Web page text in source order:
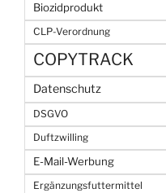
Biozidprodukt
CLP-Verordnung
COPYTRACK
Datenschutz
DSGVO
Duftzwilling
E-Mail-Werbung
Ergänzungsfuttermittel